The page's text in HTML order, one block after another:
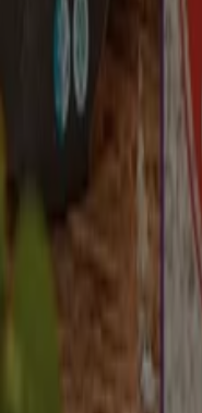
Återförsäljare
Butiker i ditt
Produkter
Ladda ner
Copyright © Tiendeo ®
Palau de Mar – 08039